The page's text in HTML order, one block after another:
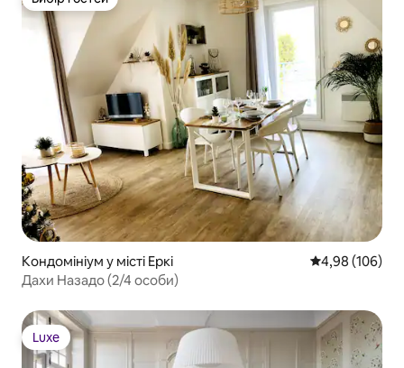
Вибір гостей
Кондомініум у місті Еркі Середня
4,98 (106)
Дахи Назадо (2/4 особи)
Luxe
Luxe